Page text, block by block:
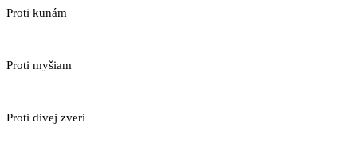
Proti kunám
Proti myšiam
Proti divej zveri